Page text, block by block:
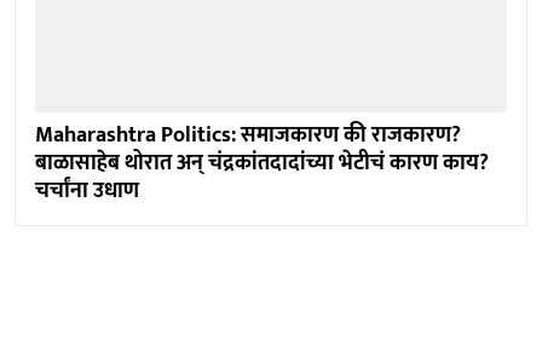
Maharashtra Politics: समाजकारण की राजकारण?
बाळासाहेब थोरात अन् चंद्रकांतदादांच्या भेटीचं कारण काय?
चर्चांना उधाण